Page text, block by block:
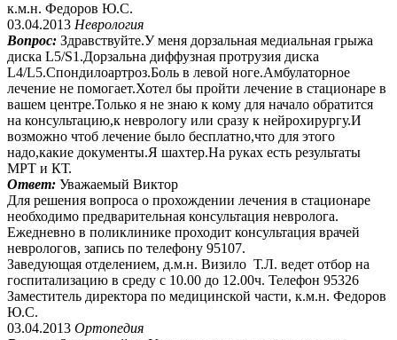
к.м.н. Федоров Ю.С.
03.04.2013 Неврология
Вопрос: Здравствуйте.У меня дорзальная медиальная грыжа
диска L5/S1.Дорзальна диффузная протрузия диска
L4/L5.Спондилоартроз.Боль в левой ноге.Амбулаторное
лечение не помогает.Хотел бы пройти лечение в стационаре в
вашем центре.Только я не знаю к кому для начало обратится
на консультацию,к неврологу или сразу к нейрохирургу.И
возможно чтоб лечение было бесплатно,что для этого
надо,какие документы.Я шахтер.На руках есть результаты
МРТ и КТ.
Ответ: Уважаемый Виктор
Для решения вопроса о прохождении лечения в стационаре
необходимо предварительная консультация невролога.
Ежедневно в поликлинике проходит консультация врачей
неврологов, запись по телефону 95107.
Заведующая отделением, д.м.н. Визило Т.Л. ведет отбор на
госпитализацию в среду с 10.00 до 12.00ч. Телефон 95326
Заместитель директора по медицинской части, к.м.н. Федоров
Ю.С.
03.04.2013 Ортопедия